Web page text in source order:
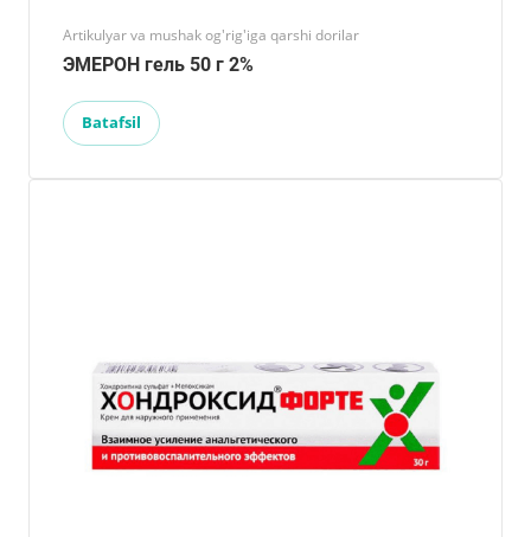
Artikulyar va mushak og'rig'iga qarshi dorilar
ЭМЕРОН гель 50 г 2%
Batafsil